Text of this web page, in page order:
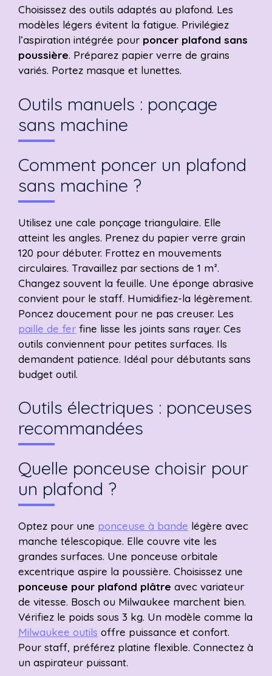
Choisissez des outils adaptés au plafond. Les
modèles légers évitent la fatigue. Privilégiez
l’aspiration intégrée pour poncer plafond sans
poussière. Préparez papier verre de grains
variés. Portez masque et lunettes.
Outils manuels : ponçage
sans machine
Comment poncer un plafond
sans machine ?
Utilisez une cale ponçage triangulaire. Elle
atteint les angles. Prenez du papier verre grain
120 pour débuter. Frottez en mouvements
circulaires. Travaillez par sections de 1 m².
Changez souvent la feuille. Une éponge abrasive
convient pour le staff. Humidifiez-la légèrement.
Poncez doucement pour ne pas creuser. Les
paille de fer fine lisse les joints sans rayer. Ces
outils conviennent pour petites surfaces. Ils
demandent patience. Idéal pour débutants sans
budget outil.
Outils électriques : ponceuses
recommandées
Quelle ponceuse choisir pour
un plafond ?
Optez pour une ponceuse à bande légère avec
manche télescopique. Elle couvre vite les
grandes surfaces. Une ponceuse orbitale
excentrique aspire la poussière. Choisissez une
ponceuse pour plafond plâtre avec variateur
de vitesse. Bosch ou Milwaukee marchent bien.
Vérifiez le poids sous 3 kg. Un modèle comme la
Milwaukee outils offre puissance et confort.
Pour staff, préférez platine flexible. Connectez à
un aspirateur puissant.